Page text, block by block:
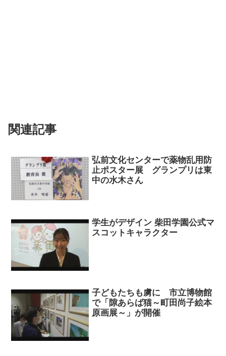
関連記事
弘前文化センターで薬物乱用防
止ポスター展 グランプリは東
中の水木さん
学生がデザイン 柴田学園公式マ
スコットキャラクター
子どもたちも虜に 市立博物館
で「隙あらば猫～町田尚子絵本
原画展～」が開催